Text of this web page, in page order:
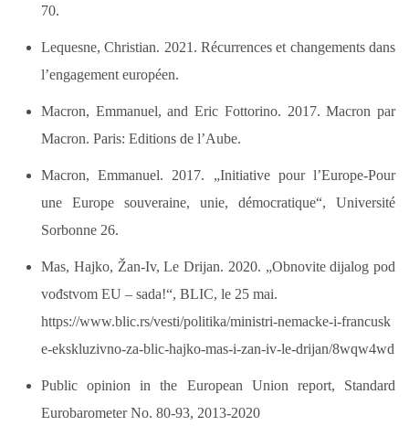
70.
Lequesne, Christian. 2021. Récurrences et changements dans
l’engagement européen.
Macron, Emmanuel, and Eric Fottorino. 2017. Macron par
Macron. Paris: Editions de l’Aube.
Macron, Emmanuel. 2017. „Initiative pour l’Europe-Pour
une Europe souveraine, unie, démocratique“, Université
Sorbonne 26.
Mas, Hajko, Žan-Iv, Le Drijan. 2020. „Obnovite dijalog pod
vođstvom EU – sada!“, BLIC, le 25 mai.
https://www.blic.rs/vesti/politika/ministri-nemacke-i-francusk
e-ekskluzivno-za-blic-hajko-mas-i-zan-iv-le-drijan/8wqw4wd
Public opinion in the Еuropean Union report, Standard
Eurobarometer No. 80-93, 2013-2020